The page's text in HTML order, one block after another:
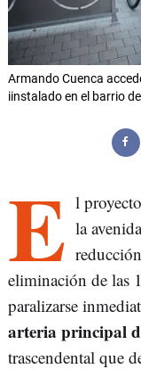
Armando Cuenca
iinstalado en el barrio
E l
la
eliminación de las
paralizarse
arteria principal
trascendental que